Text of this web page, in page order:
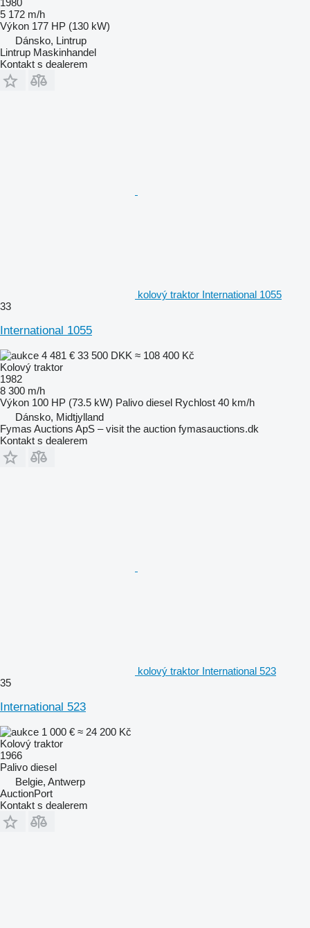
5 172 m/h
Výkon 177 HP (130 kW)
Dánsko, Lintrup
Lintrup Maskinhandel
Kontakt s dealerem
kolový traktor International 1055
33
International 1055
4 481 € 33 500 DKK ≈ 108 400 Kč
Kolový traktor
1982
8 300 m/h
Výkon 100 HP (73.5 kW) Palivo diesel Rychlost 40 km/h
Dánsko, Midtjylland
Fymas Auctions ApS – visit the auction fymasauctions.dk
Kontakt s dealerem
kolový traktor International 523
35
International 523
1 000 € ≈ 24 200 Kč
Kolový traktor
1966
Palivo diesel
Belgie, Antwerp
AuctionPort
Kontakt s dealerem